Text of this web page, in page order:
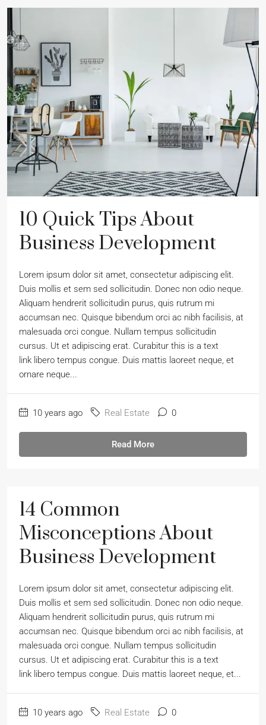
10 Quick Tips About
Business Development
Lorem ipsum dolor sit amet, consectetur adipiscing elit.
Duis mollis et sem sed sollicitudin. Donec non odio neque.
Aliquam hendrerit sollicitudin purus, quis rutrum mi
accumsan nec. Quisque bibendum orci ac nibh facilisis, at
malesuada orci congue. Nullam tempus sollicitudin
cursus. Ut et adipiscing erat. Curabitur this is a text
link libero tempus congue. Duis mattis laoreet neque, et
ornare neque...
10 years ago Real Estate 0
Read More
14 Common
Misconceptions About
Business Development
Lorem ipsum dolor sit amet, consectetur adipiscing elit.
Duis mollis et sem sed sollicitudin. Donec non odio neque.
Aliquam hendrerit sollicitudin purus, quis rutrum mi
accumsan nec. Quisque bibendum orci ac nibh facilisis, at
malesuada orci congue. Nullam tempus sollicitudin
cursus. Ut et adipiscing erat. Curabitur this is a text
link libero tempus congue. Duis mattis laoreet neque, et...
10 years ago Real Estate 0